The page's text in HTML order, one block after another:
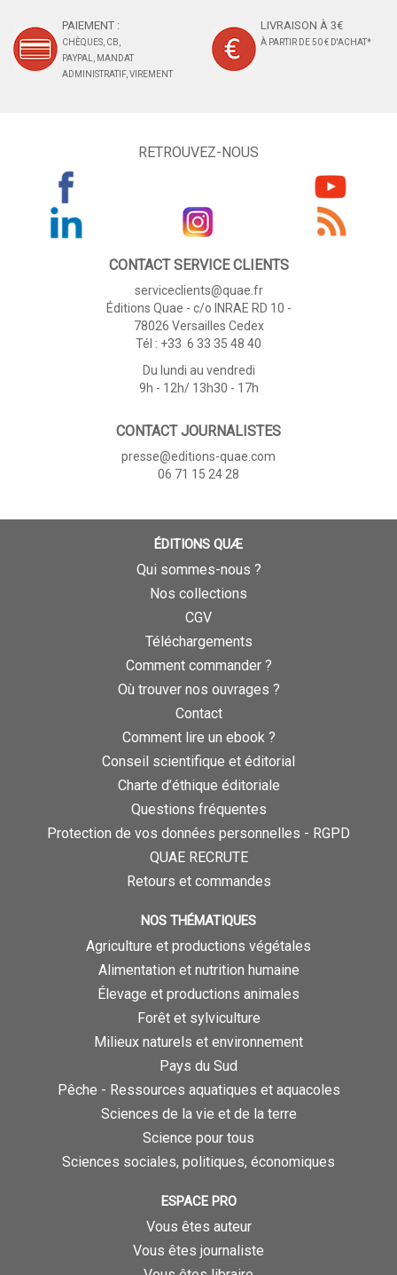
PAIEMENT :
CHÈQUES, CB,
PAYPAL, MANDAT
ADMINISTRATIF, VIREMENT
LIVRAISON À 3€
À PARTIR DE 50 € D'ACHAT*
RETROUVEZ-NOUS
CONTACT SERVICE CLIENTS
serviceclients@quae.fr
Éditions Quae - c/o INRAE RD 10 -
78026 Versailles Cedex
Tél : +33 6 33 35 48 40
Du lundi au vendredi
9h - 12h/ 13h30 - 17h
CONTACT JOURNALISTES
presse@editions-quae.com
06 71 15 24 28
ÉDITIONS QUÆ
Qui sommes-nous ?
Nos collections
CGV
Téléchargements
Comment commander ?
Où trouver nos ouvrages ?
Contact
Comment lire un ebook ?
Conseil scientifique et éditorial
Charte d’éthique éditoriale
Questions fréquentes
Protection de vos données personnelles - RGPD
QUAE RECRUTE
Retours et commandes
NOS THÉMATIQUES
Agriculture et productions végétales
Alimentation et nutrition humaine
Élevage et productions animales
Forêt et sylviculture
Milieux naturels et environnement
Pays du Sud
Pêche - Ressources aquatiques et aquacoles
Sciences de la vie et de la terre
Science pour tous
Sciences sociales, politiques, économiques
ESPACE PRO
Vous êtes auteur
Vous êtes journaliste